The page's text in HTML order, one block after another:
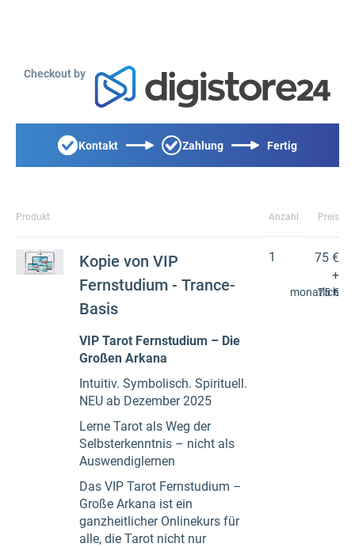
Checkout by
Kontakt Zahlung Fertig
Produkt Anzahl Preis
Kopie von VIP
Fernstudium - Trance-
Basis
VIP Tarot Fernstudium – Die
Großen Arkana
Intuitiv. Symbolisch. Spirituell.
NEU ab Dezember 2025
Lerne Tarot als Weg der
Selbsterkenntnis – nicht als
Auswendiglernen
Das VIP Tarot Fernstudium –
Große Arkana ist ein
ganzheitlicher Onlinekurs für
alle, die Tarot nicht nur
1
75 €
+
75 €
monatlich